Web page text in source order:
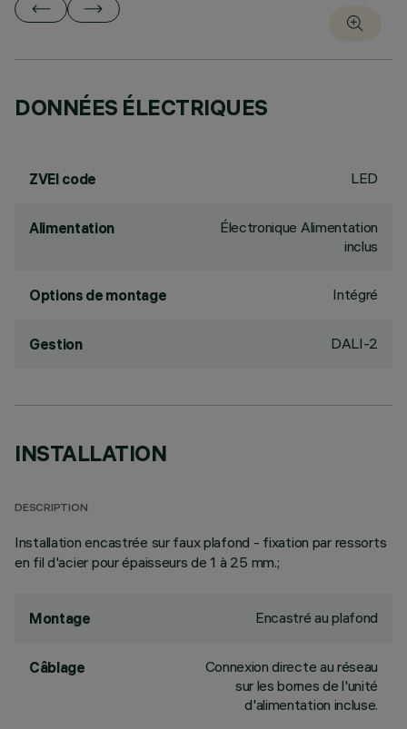
DONNÉES ÉLECTRIQUES
ZVEI code LED
Alimentation
Électronique Alimentation
inclus
Options de montage Intégré
Gestion DALI-2
INSTALLATION
DESCRIPTION
Installation encastrée sur faux plafond - fixation par ressorts
en fil d'acier pour épaisseurs de 1 à 25 mm.;
Montage Encastré au plafond
Câblage
Connexion directe au réseau
sur les bornes de l'unité
d'alimentation incluse.